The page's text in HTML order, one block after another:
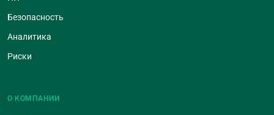
Безопасность
Аналитика
Риски
О КОМПАНИИ